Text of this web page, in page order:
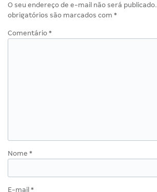
O seu endereço de e-mail não será publicado.
obrigatórios são marcados com *
Comentário *
Nome *
E-mail *